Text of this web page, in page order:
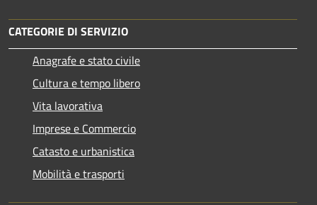
CATEGORIE DI SERVIZIO
Anagrafe e stato civile
Cultura e tempo libero
Vita lavorativa
Imprese e Commercio
Catasto e urbanistica
Mobilità e trasporti